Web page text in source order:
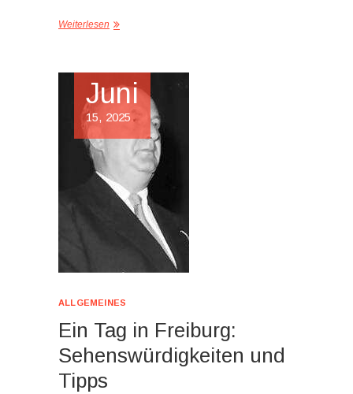
Weiterlesen
Juni
15, 2025
ALLGEMEINES
Ein Tag in Freiburg:
Sehenswürdigkeiten und
Tipps